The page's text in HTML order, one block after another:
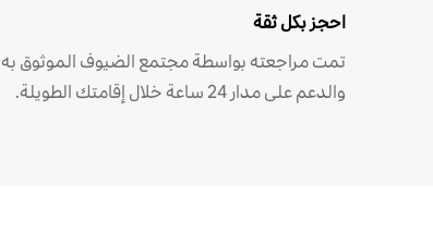
احجز بكل ثقة
تمت مراجعته بواسطة مجتمع الضيوف الموثوق به
والدعم على مدار 24 ساعة خلال إقامتك الطويلة.